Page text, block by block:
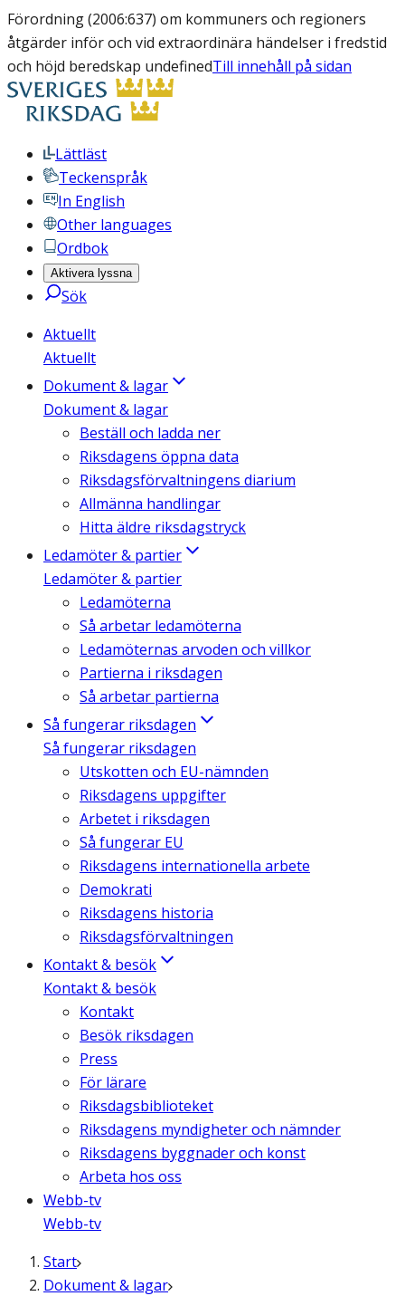
Förordning (2006:637) om kommuners och regioners
åtgärder inför och vid extraordinära händelser i fredstid
och höjd beredskap undefinedTill innehåll på sidan
Lättläst
Teckenspråk
In English
Other languages
Ordbok
Aktivera lyssna
Sök
Aktuellt
Aktuellt
Dokument & lagar
Dokument & lagar
Beställ och ladda ner
Riksdagens öppna data
Riksdagsförvaltningens diarium
Allmänna handlingar
Hitta äldre riksdagstryck
Ledamöter & partier
Ledamöter & partier
Ledamöterna
Så arbetar ledamöterna
Ledamöternas arvoden och villkor
Partierna i riksdagen
Så arbetar partierna
Så fungerar riksdagen
Så fungerar riksdagen
Utskotten och EU-nämnden
Riksdagens uppgifter
Arbetet i riksdagen
Så fungerar EU
Riksdagens internationella arbete
Demokrati
Riksdagens historia
Riksdagsförvaltningen
Kontakt & besök
Kontakt & besök
Kontakt
Besök riksdagen
Press
För lärare
Riksdagsbiblioteket
Riksdagens myndigheter och nämnder
Riksdagens byggnader och konst
Arbeta hos oss
Webb-tv
Webb-tv
Start
Dokument & lagar